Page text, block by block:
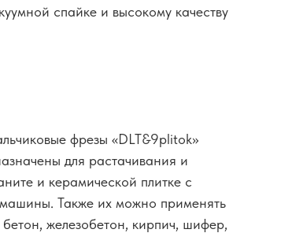
спайке и высокому качеству
фрезы «DLT&9plitok»
для растачивания и
и керамической плитке с
Также их можно применять
железобетон, кирпич, шифер,